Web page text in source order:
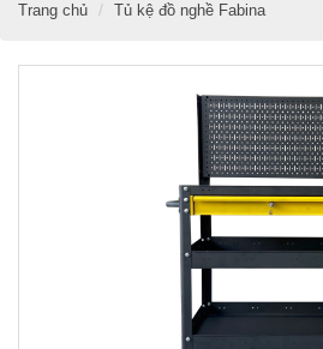
Trang chủ Tủ kệ đồ nghề Fabina